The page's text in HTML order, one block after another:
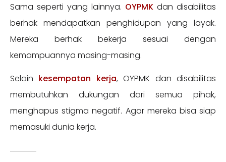
Sama seperti yang lainnya. OYPMK dan disabilitas
berhak mendapatkan penghidupan yang layak.
Mereka berhak bekerja sesuai dengan
kemampuannya masing-masing.
Selain kesempatan kerja, OYPMK dan disabilitas
membutuhkan dukungan dari semua pihak,
menghapus stigma negatif. Agar mereka bisa siap
memasuki dunia kerja.